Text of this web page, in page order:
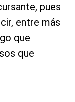
pues
entre más
que
que